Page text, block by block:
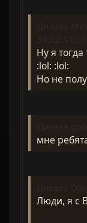
Ну я
:lol: :lol:
Но не
мне
Люди, я с